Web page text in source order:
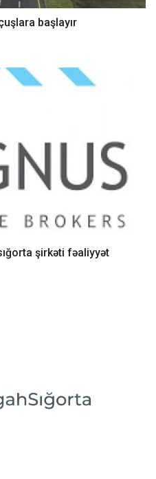
başlayır
şirkəti fəaliyyət